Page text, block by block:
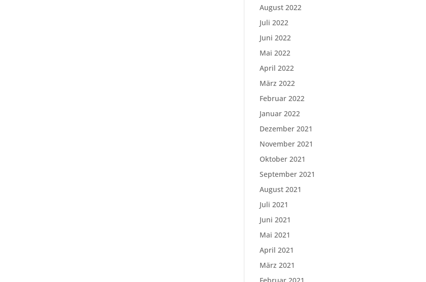
August 2022
Juli 2022
Juni 2022
Mai 2022
April 2022
März 2022
Februar 2022
Januar 2022
Dezember 2021
November 2021
Oktober 2021
September 2021
August 2021
Juli 2021
Juni 2021
Mai 2021
April 2021
März 2021